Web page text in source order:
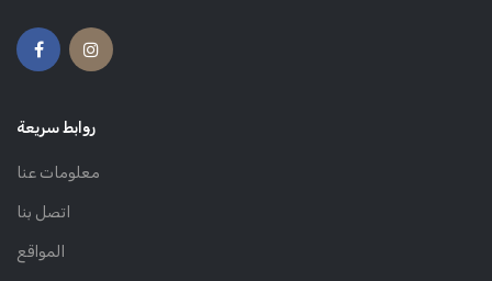
روابط سريعة
معلومات عنا
اتصل بنا
المواقع